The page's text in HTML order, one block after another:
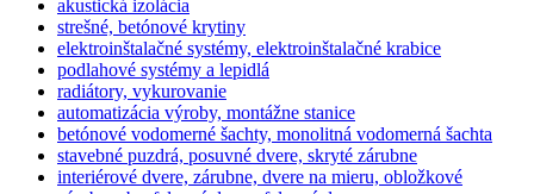
akustická izolácia
strešné, betónové krytiny
elektroinštalačné systémy, elektroinštalačné krabice
podlahové systémy a lepidlá
radiátory, vykurovanie
automatizácia výroby, montážne stanice
betónové vodomerné šachty, monolitná vodomerná šachta
stavebné puzdrá, posuvné dvere, skryté zárubne
interiérové dvere, zárubne, dvere na mieru, obložkové